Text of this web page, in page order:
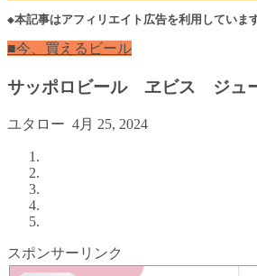
◆本記事はアフィリエイト広告を利用していま
■今、買えるビール
サッポロビール ヱビス ジュー
ユタロー 4月 25, 2024
スポンサーリンク